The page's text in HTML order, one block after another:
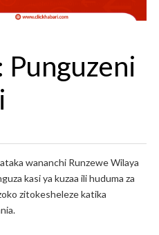
Punguzeni
wananchi Runzewe Wilaya
kasi ya kuzaa ili huduma za
zitokesheleze katika